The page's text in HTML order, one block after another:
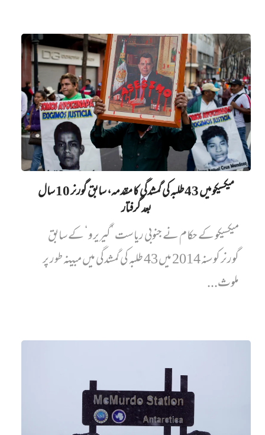
میکسیکو میں 43 طلبہ کی گمشدگی کا مقدمہ، سابق گورنر 10 سال
بعد گرفتار
میکسیکو کے حکام نے جنوبی ریاست ’گیریرو‘ کے سابق
گورنر کو سنہ 2014 میں 43 طلبہ کی گمشدگی میں مبینہ طور پر
ملوث...